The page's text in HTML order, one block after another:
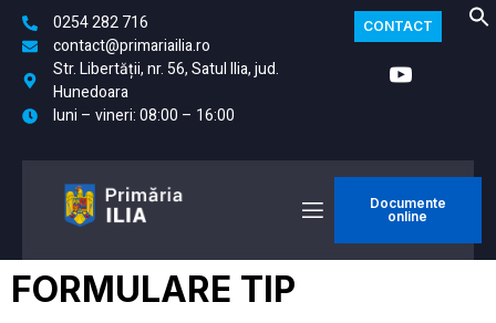
0254 282 716
contact@primariailia.ro
Str. Libertății, nr. 56, Satul Ilia, jud.
Hunedoara
luni – vineri: 08:00 – 16:00
CONTACT
Documente
online
FORMULARE TIP